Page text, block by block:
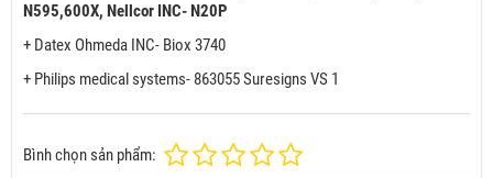
N595,600X, Nellcor INC- N20P
+ Datex Ohmeda INC- Biox 3740
+ Philips medical systems- 863055 Suresigns VS 1
Bình chọn sản phẩm: